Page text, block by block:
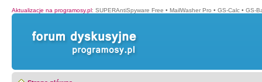
Aktualizacje na programosy.pl: SUPERAntiSpyware Free • MailWasher Pro • GS-Calc • GS-